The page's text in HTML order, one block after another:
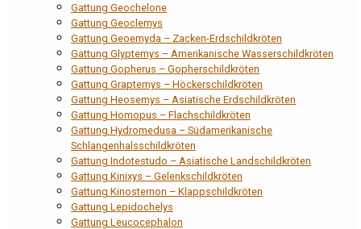
Gattung Geochelone
Gattung Geoclemys
Gattung Geoemyda – Zacken-Erdschildkröten
Gattung Glyptemys – Amerikanische Wasserschildkröten
Gattung Gopherus – Gopherschildkröten
Gattung Graptemys – Höckerschildkröten
Gattung Heosemys – Asiatische Erdschildkröten
Gattung Homopus – Flachschildkröten
Gattung Hydromedusa – Südamerikanische
Schlangenhalsschildkröten
Gattung Indotestudo – Asiatische Landschildkröten
Gattung Kinixys – Gelenkschildkröten
Gattung Kinosternon – Klappschildkröten
Gattung Lepidochelys
Gattung Leucocephalon